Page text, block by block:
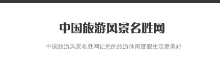
中国旅游风景名胜网让您的旅游休闲度假生活更美好